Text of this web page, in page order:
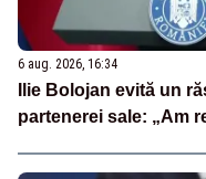
6 aug. 2026, 16:34
Ilie Bolojan evită un
partenerei sale: „Am